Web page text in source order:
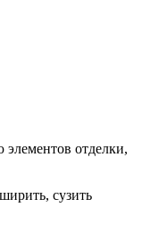
отделки,
сузить